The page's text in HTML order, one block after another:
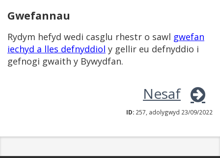
Gwefannau
Rydym hefyd wedi casglu rhestr o sawl gwefan
iechyd a lles defnyddiol y gellir eu defnyddio i
gefnogi gwaith y Bywydfan.
Nesaf
ID: 257, adolygwyd 23/09/2022